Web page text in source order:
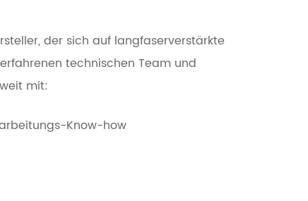
der sich auf langfaserverstärkte
technischen Team und
mit:
Know-how